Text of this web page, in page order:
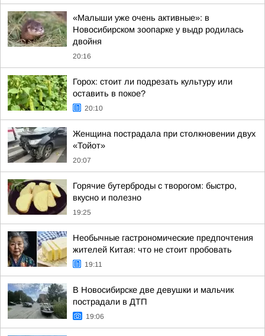
«Малыши уже очень активные»: в
Новосибирском зоопарке у выдр родилась
двойня
20:16
Горох: стоит ли подрезать культуру или
оставить в покое?
20:10
Женщина пострадала при столкновении двух
«Тойот»
20:07
Горячие бутерброды с творогом: быстро,
вкусно и полезно
19:25
Необычные гастрономические предпочтения
жителей Китая: что не стоит пробовать
19:11
В Новосибирске две девушки и мальчик
пострадали в ДТП
19:06